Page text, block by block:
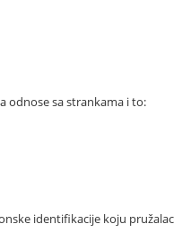
odnose sa strankama i to:
identifikacije koju pružalac